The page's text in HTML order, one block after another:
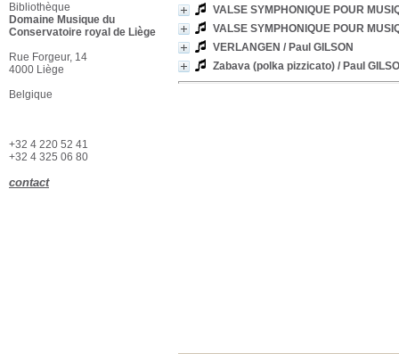
VALSE SYMPHONIQUE POUR
VALSE SYMPHONIQUE POUR
VERLANGEN / Paul GILSON
Zabava (polka pizzicato) / Paul
Bibliothèque
Domaine Musique du
Conservatoire royal de Liège
Rue Forgeur, 14
4000 Liège
Belgique
+32 4 220 52 41
+32 4 325 06 80
contact